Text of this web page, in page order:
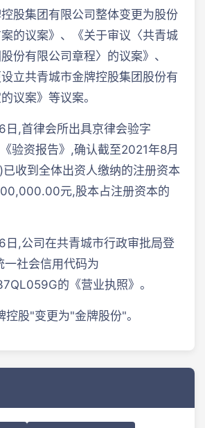
股集团有限公司整体变更为股份
的议案》、《关于审议〈共青城
份有限公司章程〉的议案》、
设立共青城市金牌控股集团股份有
议案》等议案。
日,首律会所出具京律会验字
验资报告》,确认截至2021年8月
收到全体出资人缴纳的注册资本
元,股本占注册资本的
日,公司在共青城市行政审批局登
一社会信用代码为
的《营业执照》。
股"变更为"金牌股份"。